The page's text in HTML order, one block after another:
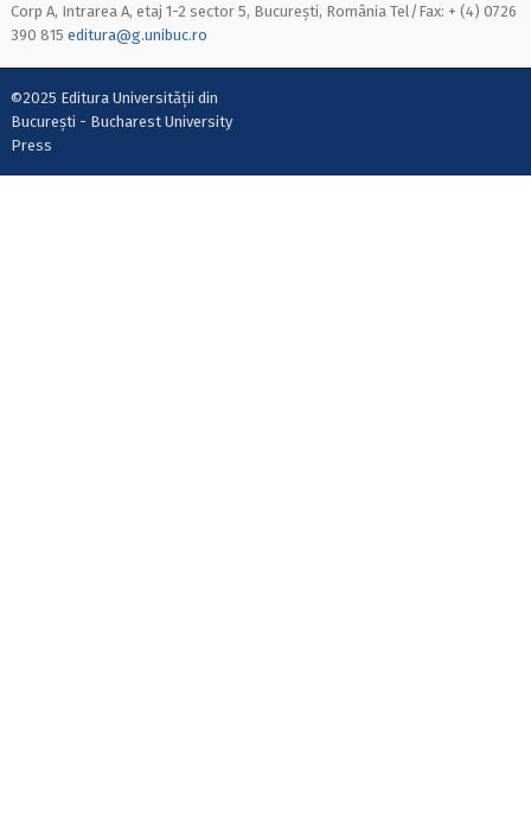
Corp A, Intrarea A, etaj 1-2 sector 5, București, România Tel/Fax: + (4) 0726
390 815 editura@g.unibuc.ro
©2025 Editura Universității din
București - Bucharest University
Press